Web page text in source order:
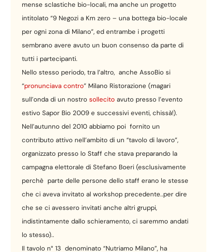
mense sclastiche bio-locali, ma anche un progetto
intitolato “9 Negozi a Km zero – una bottega bio-locale
per ogni zona di Milano”, ed entrambe i progetti
sembrano avere avuto un buon consenso da parte di
tutti i partecipanti.
Nello stesso periodo, tra l’altro, anche AssoBio si
“pronunciava contro” Milano Ristorazione (magari
sull’onda di un nostrosollecitoavuto presso l’evento
estivo Sapor Bio 2009 e successivi eventi, chissà!).
Nell’autunno del 2010 abbiamo poi fornito un
contributo attivo nell’ambito di un “tavolo di lavoro”,
organizzato presso lo Staff che stava preparando la
campagna elettorale di Stefano Boeri (esclusivamente
perchè parte delle persone dello staff erano le stesse
che ci aveva invitato al workshop precedente..per dire
che se ci avessero invitati anche altri gruppi,
indistintamente dallo schieramento, ci saremmo andati
lo stesso)..
Il tavolo n° 13 denominato “Nutriamo Milano”, ha